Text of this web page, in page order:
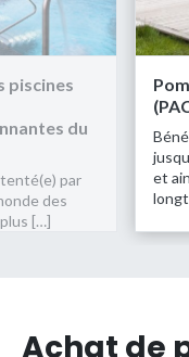
eau à 28°
le plus
de […]
Top
les
un
Achat de